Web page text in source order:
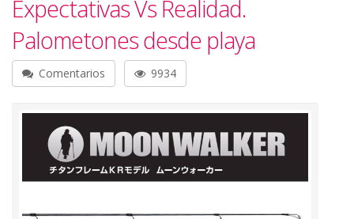
Expectativas Vs Realidad.
Palometones desde playa
Comentarios 9934